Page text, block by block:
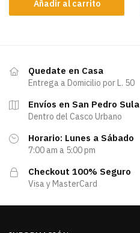
Añadir al carrito
Quedate en Casa
Entrega a Domicilio por L. 50
Envíos en San Pedro Sula
Dentro del Casco Urbano
Horario: Lunes a Sábado
7:00 am a 5:00 pm
Checkout 100% Seguro
Visa y MasterCard